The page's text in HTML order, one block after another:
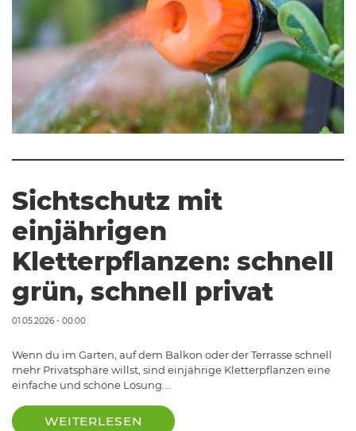
Sichtschutz mit
einjährigen
Kletterpflanzen: schnell
grün, schnell privat
01.05.2026 - 00:00
Wenn du im Garten, auf dem Balkon oder der Terrasse schnell
mehr Privatsphäre willst, sind einjährige Kletterpflanzen eine
einfache und schöne Lösung.…
WEITERLESEN